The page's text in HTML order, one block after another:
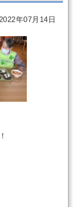
年07月14日